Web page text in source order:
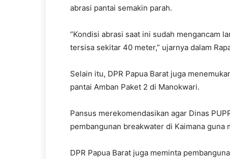
abrasi pantai semakin parah.
“Kondisi abrasi saat ini sudah mengancam
tersisa sekitar 40 meter,” ujarnya dalam
Selain itu, DPR Papua Barat juga
pantai Amban Paket 2 di Manokwari.
Pansus merekomendasikan agar Dinas
pembangunan breakwater di Kaimana
DPR Papua Barat juga meminta